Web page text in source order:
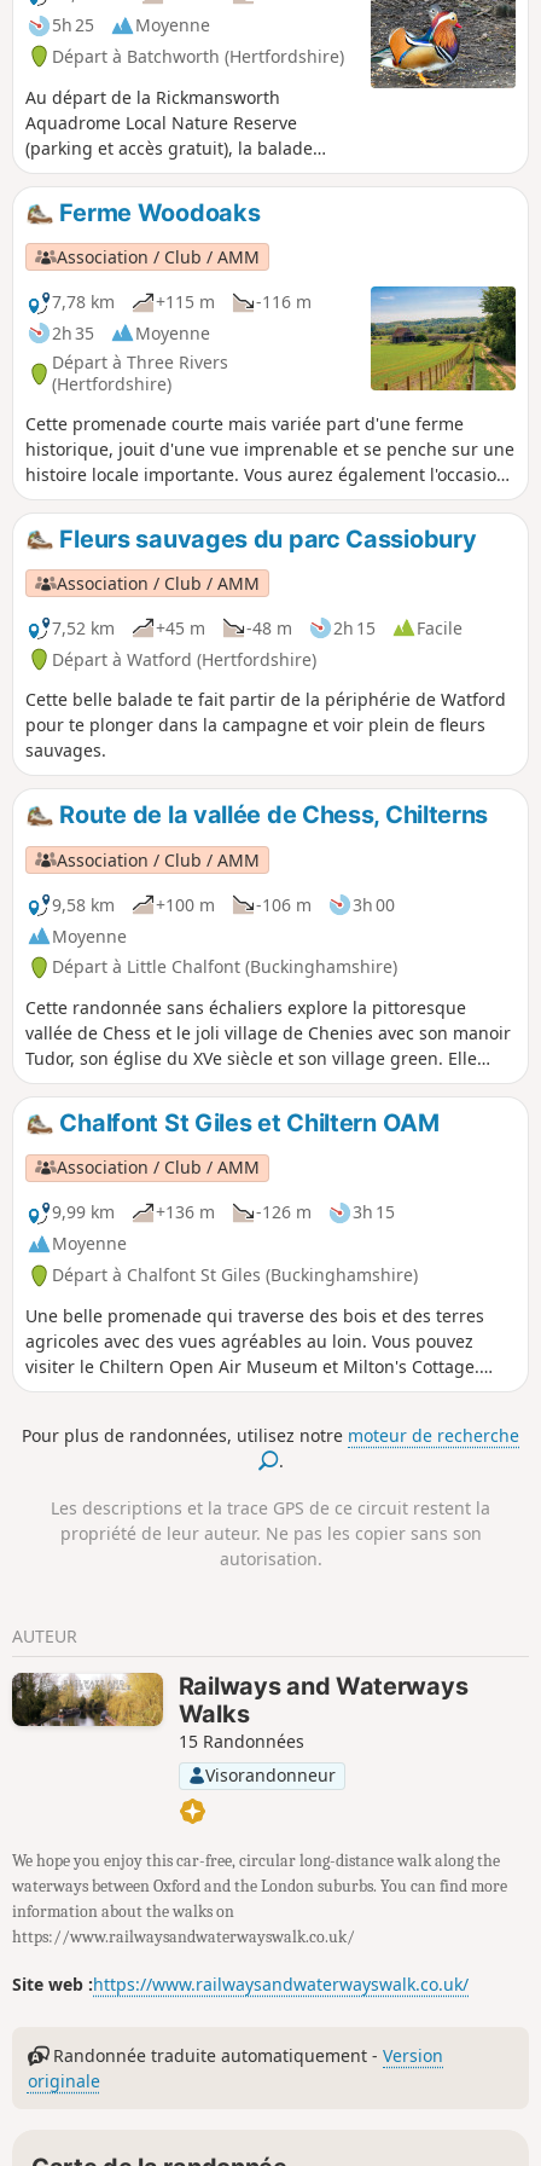
5h 25
Moyenne
Départ à Batchworth (Hertfordshire)
Au départ de la Rickmansworth
Aquadrome Local Nature Reserve
(parking et accès gratuit), la balade
commence par suivre le Grand Union
Canal, et ses péniches résidentielles
bien colorées, en direction du centre de
Londres avant de s'en éloigner vers les
collines environnantes. Après le
Bishop's Wood, le parcours suit d'assez
près la Batchworth Lane (assez
bruyante) avant de traverser le Moor
Park Conservation Estate et ses villas
cossues ainsi que le Sandy Lodge Golf
Course. La balade rejoint ensuite la
rivière Colne, les différents lacs qui la
bordent et les King George V Playing
Fields. Retour au point de départ par
l'espace vert du Croxley Common Moor,
l'ancienne ligne de chemin de fer
longue de seulement quelques miles
qui reliait Rickmansworth à Wartford,
les écluses de Rickmansworth et de
Batchworth où la rivière Colne se jette
tour (quand même) dans le domaine et
les lacs de l'Aquadrome. Une bien belle
découverte aux portes du grand
Londres.
Ferme Woodoaks
Association / Club / AMM
7,78 km
+115 m
-116 m
2h 35
Moyenne
Départ à Three Rivers
(Hertfordshire)
Cette promenade courte mais variée part d'une ferme
historique, jouit d'une vue imprenable et se penche sur une
histoire locale importante. Vous aurez également l'occasion
d'explorer la nature dans les bois de Philipshill et de "No
Dragon". Vous pourrez terminer la promenade en
dégustant l'un des meilleurs gâteaux de la région.
Fleurs sauvages du parc Cassiobury
Association / Club / AMM
7,52 km
+45 m -48 m 2h 15
Facile
Départ à Watford (Hertfordshire)
Cette belle balade te fait partir de la périphérie de Watford
pour te plonger dans la campagne et voir plein de fleurs
sauvages.
Route de la vallée de Chess, Chilterns
Association / Club / AMM
9,58 km
+100 m -106 m
3h 00
Moyenne
Départ à Little Chalfont (Buckinghamshire)
Cette randonnée sans échaliers explore la pittoresque
vallée de Chess et le joli village de Chenies avec son manoir
Tudor, son église du XVe siècle et son village green. Elle
monte jusqu'à Church End, Sarratt, en passant par le
cimetière de l'église du XIIe siècle. Elle offre de belles vues
sur la vallée et la rivière Chess.
Chalfont St Giles et Chiltern OAM
Association / Club / AMM
9,99 km
+136 m -126 m
3h 15
Moyenne
Départ à Chalfont St Giles (Buckinghamshire)
Une belle promenade qui traverse des bois et des terres
agricoles avec des vues agréables au loin. Vous pouvez
visiter le Chiltern Open Air Museum et Milton's Cottage.
Notez qu'une déviation temporaire est actuellement en
Park pendant les travaux d'aménagement. Cette description
Pour plus de randonnées, utilisez notre moteur de recherche
.
Les descriptions et la trace GPS de ce circuit restent la
propriété de leur auteur. Ne pas les copier sans son
autorisation.
AUTEUR
Railways and Waterways
Walks
15 Randonnées
Visorandonneur
We hope you enjoy this car-free, circular long-distance walk along the
waterways between Oxford and the London suburbs. You can find more
information about the walks on
https://www.railwaysandwaterwayswalk.co.uk/
Site web :https://www.railwaysandwaterwayswalk.co.uk/
Randonnée traduite automatiquement -Version
originale